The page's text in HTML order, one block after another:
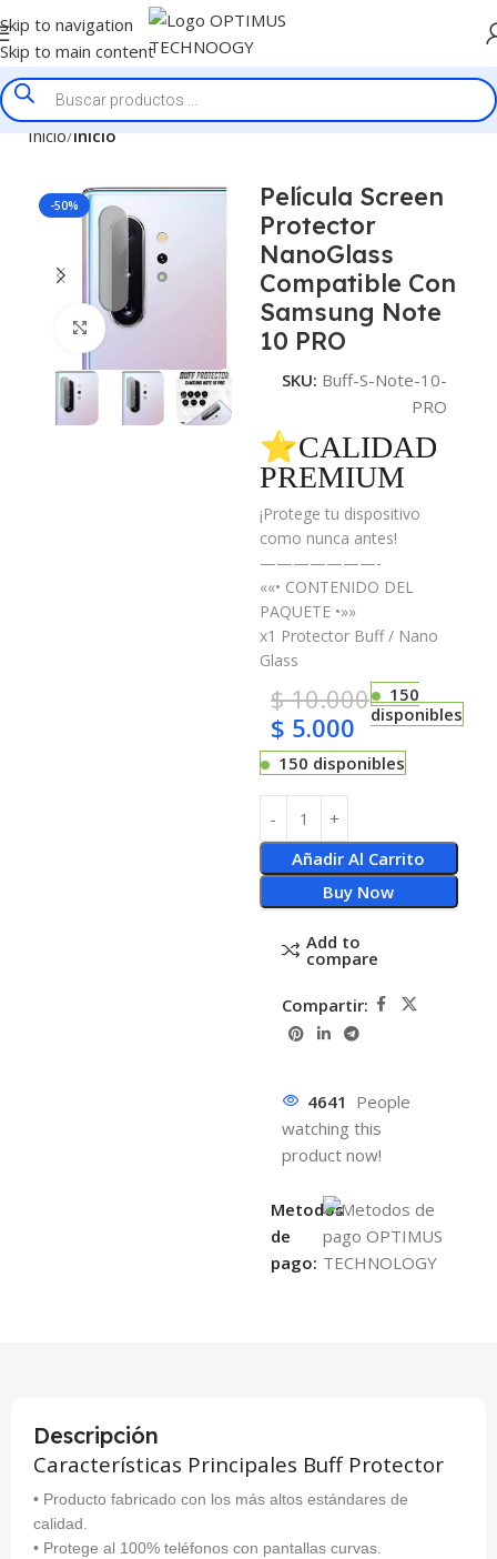
Skip to navigation
Skip to main content
Inicio Inicio
-50%
Click to enlarge
Película Screen
Protector
NanoGlass
Compatible Con
Samsung Note
10 PRO
SKU: Buff-S-Note-10-
PRO
⭐CALIDAD
PREMIUM
¡Protege tu dispositivo
como nunca antes!
———————-
««• CONTENIDO DEL
PAQUETE •»»
x1 Protector Buff / Nano
Glass
$10.000
$ 5.000
150
disponibles
150 disponibles
Añadir Al Carrito
Buy Now
Add to
compare
Compartir:
4641 People
watching this
product now!
Metodos
de
pago:
Descripción
Características Principales Buff Protector
• Producto fabricado con los más altos estándares de
calidad.
• Protege al 100% teléfonos con pantallas curvas.